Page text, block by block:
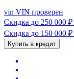
vin VIN проверен
Скидка до 250 000 ₽
Скидка до 150 000 ₽
Купить в кредит